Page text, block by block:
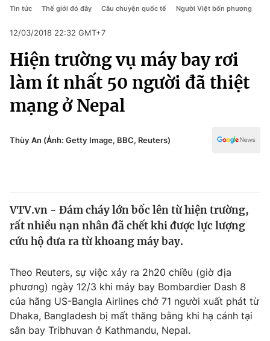
Chuyên mục
Chính trị
Xã hội
Pháp luật
Thế giới
Tin tức
Câu chuyện quốc tế
Kinh tế
Tài chính
Thị trường
Góc doanh nghiệp
Dữ liệu và đời sống
Truyền hình
Chính trị
Pháp luật
Kinh tế
Thể thao
Truyền hình
Văn hóa - Giải trí
Y tế
Công nghệ
Tin tức Thế giới đó đây Câu chuyện quốc tế Người Việt bốn phương
12/03/2018 22:32 GMT+7
Hiện trường vụ máy bay rơi
làm ít nhất 50 người đã thiệt
mạng ở Nepal
Thùy An (Ảnh: Getty Image, BBC, Reuters)
VTV.vn - Đám cháy lớn bốc lên từ hiện trường,
rất nhiều nạn nhân đã chết khi được lực lượng
cứu hộ đưa ra từ khoang máy bay.
Theo Reuters, sự việc xảy ra 2h20 chiều (giờ địa
phương) ngày 12/3 khi máy bay Bombardier Dash 8
của hãng US-Bangla Airlines chở 71 người xuất phát từ
Dhaka, Bangladesh bị mất thăng bằng khi hạ cánh tại
sân bay Tribhuvan ở Kathmandu, Nepal.